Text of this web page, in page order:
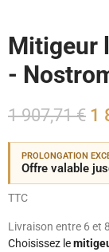
Mitigeur
-
1 907,71 € 1
PROLONGATION
Offre valable
TTC
Livraison entre 6 et
Choisissez le